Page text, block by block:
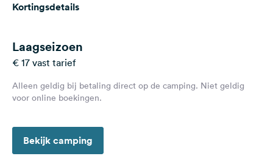
Registreren
Nieuwsbrief
Vragen &
Feedback
Nederlands
Kortingsdetails
Laagseizoen
€ 17 vast tarief
Alleen geldig bij betaling direct op de camping. Niet geldig
voor online boekingen.
Bekijk camping